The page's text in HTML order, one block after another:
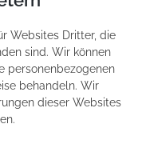
Websites Dritter, die
sind. Wir können
personenbezogenen
behandeln. Wir
dieser Websites